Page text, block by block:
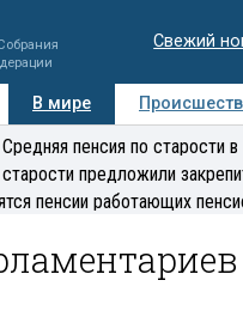
Свежий
В мире
Медиацентр
пенсия по старости
предложили
пенсии работающих